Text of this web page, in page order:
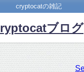
cryptocatの雑記
ブログ